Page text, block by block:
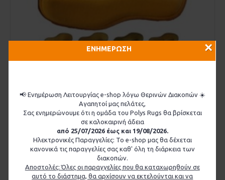
ΕΝΗΜΕΡΩΣΗ
📢 Ενημέρωση Λειτουργίας e-shop λόγω Θερινών Διακοπών ☀️
Αγαπητοί μας πελάτες,
Σας ενημερώνουμε ότι η ομάδα του Polys Rugs θα βρίσκεται
σε καλοκαιρινή άδεια
από 25/07/2026 έως και 19/08/2026.
Ηλεκτρονικές Παραγγελίες: Το e-shop μας θα δέχεται
κανονικά τις παραγγελίες σας καθ' όλη τη διάρκεια των
διακοπών.
Αποστολές: Όλες οι παραγγελίες που θα καταχωρηθούν σε
αυτό το διάστημα, θα αρχίσουν να εκτελούνται και να
×
Pad Σέλας Butet
Από 235,00€
ΚΑΛΆΘΙ